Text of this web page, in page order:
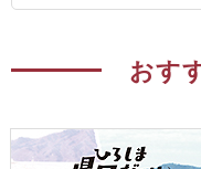
おす